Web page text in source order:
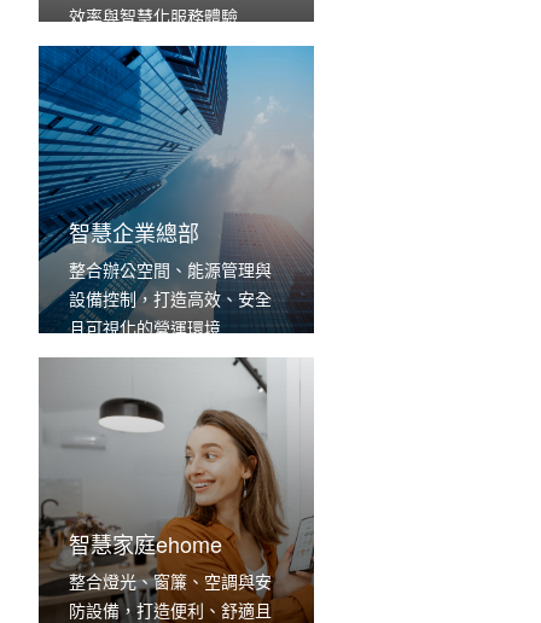
效率與智慧化服務體驗
智慧企業總部
整合辦公空間、能源管理與
設備控制，打造高效、安全
且可視化的營運環境
智慧家庭ehome
整合燈光、窗簾、空調與安
防設備，打造便利、舒適且